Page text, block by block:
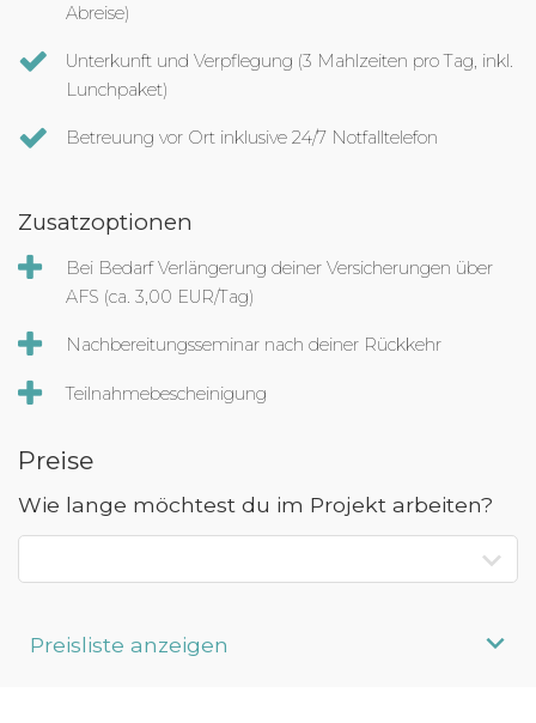
Abreise)
Unterkunft und Verpflegung (3 Mahlzeiten pro Tag, inkl.
Lunchpaket)
Betreuung vor Ort inklusive 24/7 Notfalltelefon
Zusatzoptionen
Bei Bedarf Verlängerung deiner Versicherungen über
AFS (ca. 3,00 EUR/Tag)
Nachbereitungsseminar nach deiner Rückkehr
Teilnahmebescheinigung
Preise
Wie lange möchtest du im Projekt arbeiten?
Preisliste anzeigen